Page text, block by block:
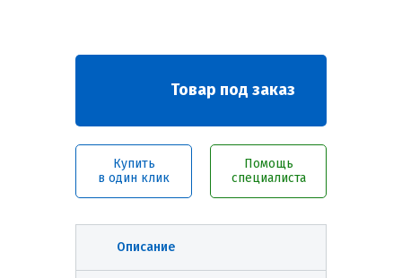
Товар под заказ
Купить
в один клик
Помощь
специалиста
Описание